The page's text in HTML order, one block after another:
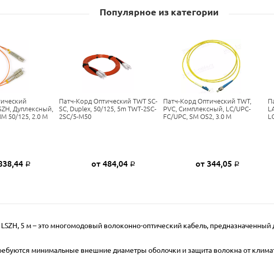
Популярное из категории
Дуплексный,
50/125, 2.0 М
Р
Патч-Корд Оптический TWT SC-
SC, Duplex, 50/125, 5m TWT-2SC-
2SC/5-M50
от 484,04 Р
Патч-Корд Оптический TWT,
PVC, Симплексный, LC/UPC-
FC/UPC, SM OS2, 3.0 М
от 344,05 Р
5 м – это многомодовый волоконно-оптический кабель,
минимальные внешние диаметры оболочки и защита волокна от